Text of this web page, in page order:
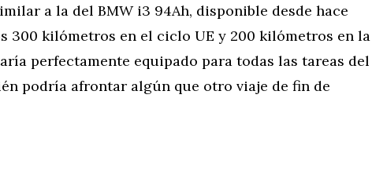
a la del BMW i3 94Ah, disponible desde hace
300 kilómetros en el ciclo UE y 200 kilómetros en la
perfectamente equipado para todas las tareas del
podría afrontar algún que otro viaje de fin de